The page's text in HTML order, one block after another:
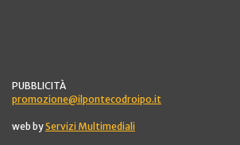
PUBBLICITÀ
promozione@ilpontecodroipo.it
web byServizi Multimediali